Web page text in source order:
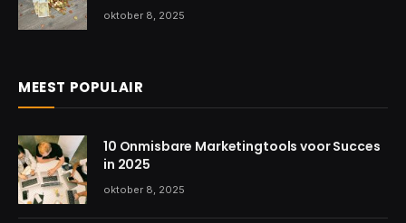
oktober 8, 2025
MEEST POPULAIR
10 Onmisbare Marketingtools voor Succes
in 2025
oktober 8, 2025